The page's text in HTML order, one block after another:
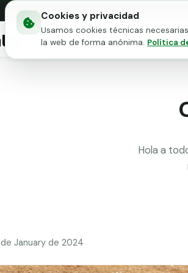
Cookies y privacidad
Usamos cookies técnicas
la web de forma anónima. Política
Mallas metálicas
Hola a
de January de 2024